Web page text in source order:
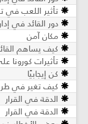
تأثير اللعب في
دور القائد في
مكان آمن
كيف يساهم
تأثيرات كورونا
كن إيجابيًا
كيف تغير في
الدقة في القرار
الدقة في القرار